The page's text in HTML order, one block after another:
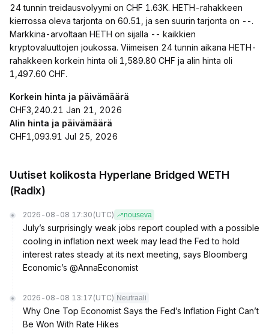
24 tunnin treidausvolyymi on CHF 1.63K. HETH-rahakkeen
kierrossa oleva tarjonta on 60.51, ja sen suurin tarjonta on --.
Markkina-arvoltaan HETH on sijalla -- kaikkien
kryptovaluuttojen joukossa. Viimeisen 24 tunnin aikana HETH-
rahakkeen korkein hinta oli 1,589.80 CHF ja alin hinta oli
1,497.60 CHF.
Korkein hinta ja päivämäärä
CHF3,240.21 Jan 21, 2026
Alin hinta ja päivämäärä
CHF1,093.91 Jul 25, 2026
Uutiset kolikosta Hyperlane Bridged WETH
(Radix)
2026-08-08 17:30 (UTC) nouseva
July’s surprisingly weak jobs report coupled with a possible
cooling in inflation next week may lead the Fed to hold
interest rates steady at its next meeting, says Bloomberg
Economic’s @AnnaEconomist
2026-08-08 13:17 (UTC) Neutraali
Why One Top Economist Says the Fed’s Inflation Fight Can’t
Be Won With Rate Hikes